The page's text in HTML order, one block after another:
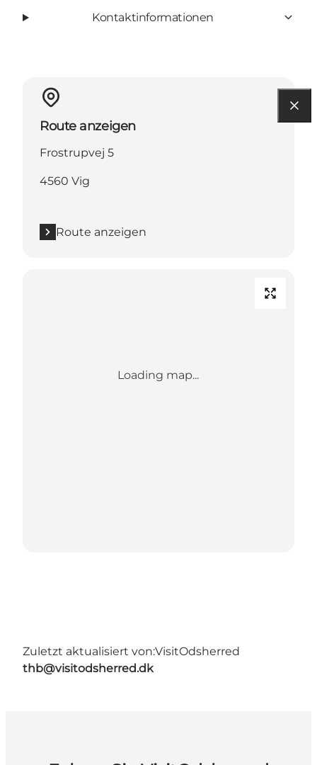
Kontaktinformationen
Route anzeigen
Frostrupvej 5
4560 Vig
Route anzeigen
Loading map...
Zuletzt aktualisiert von:VisitOdsherred
thb@visitodsherred.dk